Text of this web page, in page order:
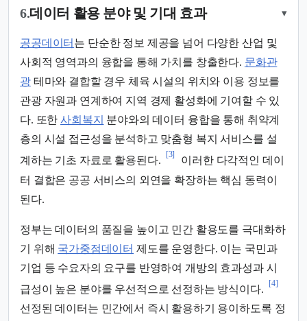
6.데이터 활용 분야 및 기대 효과 ▾
공공데이터 는 단순한 정보 제공을 넘어 다양한 산업 및
사회적 영역과의 융합을 통해 가치를 창출한다. 문화관
광테마와 결합할 경우 체육 시설의 위치와 이용 정보를
관광 자원과 연계하여 지역 경제 활성화에 기여할 수 있
다. 또한사회복지 분야와의 데이터 융합을 통해 취약계
층의 시설 접근성을 분석하고 맞춤형 복지 서비스를 설
계하는 기초 자료로 활용된다.
[3]
이러한 다각적인 데이
터 결합은 공공 서비스의 외연을 확장하는 핵심 동력이
된다.
정부는 데이터의 품질을 높이고 민간 활용도를 극대화하
기 위해 국가중점데이터 제도를 운영한다. 이는 국민과
기업 등 수요자의 요구를 반영하여 개방의 효과성과 시
급성이 높은 분야를 우선적으로 선정하는 방식이다.
[4]
선정된 데이터는 민간에서 즉시 활용하기 용이하도록 정